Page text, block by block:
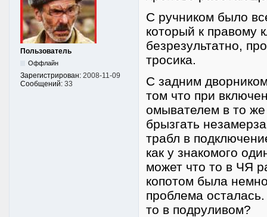
Пользователь
Оффлайн
Зарегистрирован: 2008-11-09
Сообщений: 33
С ручником было
который к правому
безрезультатно,
тросика.
С задним
том что при
омывателем в то
брызгать
трабл в
как у знакомого
может что то в ЧЯ
копотом была
проблема
то в подруливом?